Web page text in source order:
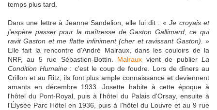
temps plus tard.
Dans une lettre à Jeanne Sandelion, elle lui dit : «Je croyais et
j'espère passer pour la maîtresse de Gaston Gallimard, ce qui
ravit Gaston et me flatte infiniment (cher et ravissant Gaston).
»
Elle fait la rencontre d'André Malraux, dans les couloirs de la
NRF, au 5 rue Sébastien-Bottin. Malraux vient de publierLa
Condition Humaine: c'est le coup de foudre. Lors de dîners au
Crillon et au Ritz, ils font plus ample connaissance et deviennent
amants en décembre 1933. Josette habite à cette époque à
l'hôtel du Pont-Royal, puis à l'hôtel du Palais d'Orsay, ensuite à
l'Élysée Parc Hôtel en 1936, puis à l'hôtel du Louvre et au 9 rue